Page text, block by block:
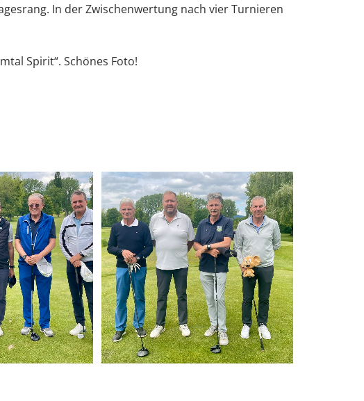
In der Zwischenwertung nach vier Turnieren
Spirit“. Schönes Foto!